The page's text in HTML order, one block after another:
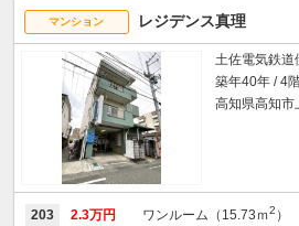
マンション レジデンス真理
土佐電気鉄道
築年40年 / 4
高知県高知市
203 2.3万円 ワンルーム（15.73ｍ2 ）